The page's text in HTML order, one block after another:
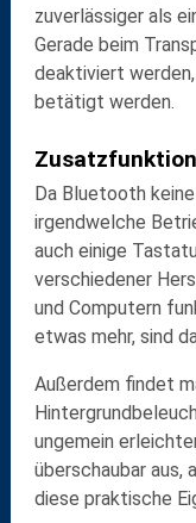
zuverlässiger als
Gerade beim
deaktiviert
betätigt werden.
Da Bluetooth
irgendwelche
auch einige
verschiedener
und Computern
etwas mehr, sind
Außerdem findet
ungemein
überschaubar aus,
diese praktische